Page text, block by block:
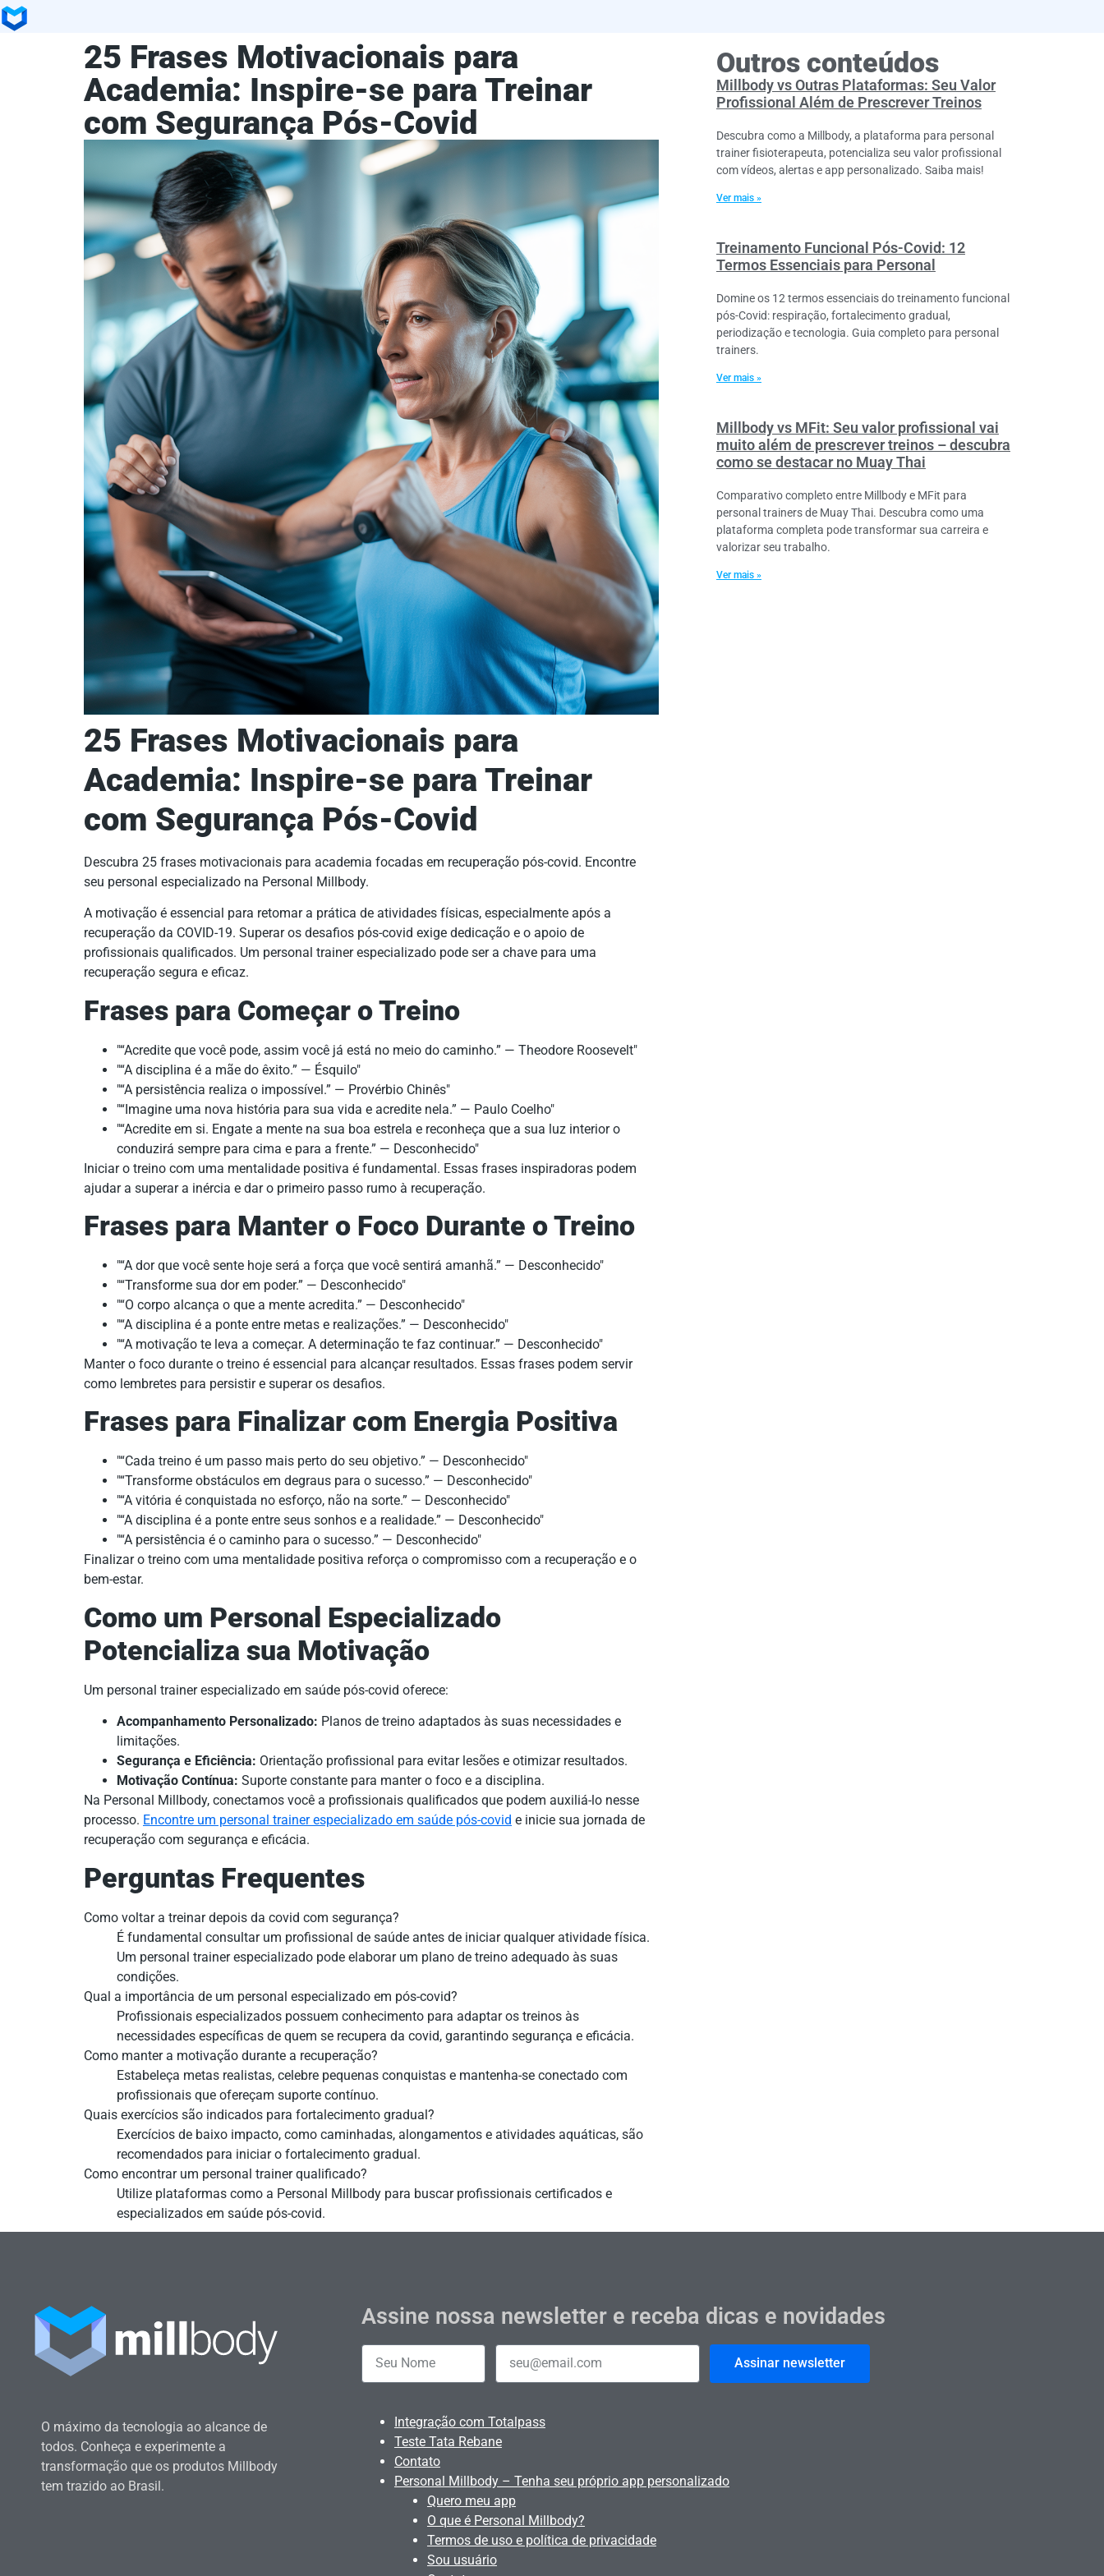
25 Frases Motivacionais para
Academia: Inspire-se para Treinar
com Segurança Pós-Covid
25 Frases Motivacionais para
Academia: Inspire-se para Treinar
com Segurança Pós-Covid
Descubra 25 frases motivacionais para academia focadas em recuperação pós-covid. Encontre
seu personal especializado na Personal Millbody.
A motivação é essencial para retomar a prática de atividades físicas, especialmente após a
recuperação da COVID-19. Superar os desafios pós-covid exige dedicação e o apoio de
profissionais qualificados. Um personal trainer especializado pode ser a chave para uma
recuperação segura e eficaz.
Frases para Começar o Treino
“Acredite que você pode, assim você já está no meio do caminho.” — Theodore Roosevelt
“A disciplina é a mãe do êxito.” — Ésquilo
“A persistência realiza o impossível.” — Provérbio Chinês
“Imagine uma nova história para sua vida e acredite nela.” — Paulo Coelho
“Acredite em si. Engate a mente na sua boa estrela e reconheça que a sua luz interior o
conduzirá sempre para cima e para a frente.” — Desconhecido
Iniciar o treino com uma mentalidade positiva é fundamental. Essas frases inspiradoras podem
ajudar a superar a inércia e dar o primeiro passo rumo à recuperação.
Frases para Manter o Foco Durante o Treino
“A dor que você sente hoje será a força que você sentirá amanhã.” — Desconhecido
“Transforme sua dor em poder.” — Desconhecido
“O corpo alcança o que a mente acredita.” — Desconhecido
“A disciplina é a ponte entre metas e realizações.” — Desconhecido
“A motivação te leva a começar. A determinação te faz continuar.” — Desconhecido
Manter o foco durante o treino é essencial para alcançar resultados. Essas frases podem servir
como lembretes para persistir e superar os desafios.
Frases para Finalizar com Energia Positiva
“Cada treino é um passo mais perto do seu objetivo.” — Desconhecido
“Transforme obstáculos em degraus para o sucesso.” — Desconhecido
“A vitória é conquistada no esforço, não na sorte.” — Desconhecido
“A disciplina é a ponte entre seus sonhos e a realidade.” — Desconhecido
“A persistência é o caminho para o sucesso.” — Desconhecido
Finalizar o treino com uma mentalidade positiva reforça o compromisso com a recuperação e o
bem-estar.
Como um Personal Especializado
Potencializa sua Motivação
Um personal trainer especializado em saúde pós-covid oferece:
Acompanhamento Personalizado: Planos de treino adaptados às suas necessidades e
limitações.
Segurança e Eficiência: Orientação profissional para evitar lesões e otimizar resultados.
Motivação Contínua: Suporte constante para manter o foco e a disciplina.
Na Personal Millbody, conectamos você a profissionais qualificados que podem auxiliá-lo nesse
processo. Encontre um personal trainer especializado em saúde pós-covid e inicie sua jornada de
recuperação com segurança e eficácia.
Perguntas Frequentes
Como voltar a treinar depois da covid com segurança?
É fundamental consultar um profissional de saúde antes de iniciar qualquer atividade física.
Um personal trainer especializado pode elaborar um plano de treino adequado às suas
condições.
Qual a importância de um personal especializado em pós-covid?
Profissionais especializados possuem conhecimento para adaptar os treinos às
necessidades específicas de quem se recupera da covid, garantindo segurança e eficácia.
Como manter a motivação durante a recuperação?
Estabeleça metas realistas, celebre pequenas conquistas e mantenha-se conectado com
profissionais que ofereçam suporte contínuo.
Quais exercícios são indicados para fortalecimento gradual?
Exercícios de baixo impacto, como caminhadas, alongamentos e atividades aquáticas, são
recomendados para iniciar o fortalecimento gradual.
Como encontrar um personal trainer qualificado?
Utilize plataformas como a Personal Millbody para buscar profissionais certificados e
especializados em saúde pós-covid.
Outros conteúdos
Millbody vs Outras Plataformas: Seu Valor
Profissional Além de Prescrever Treinos
Descubra como a Millbody, a plataforma para personal
trainer fisioterapeuta, potencializa seu valor profissional
com vídeos, alertas e app personalizado. Saiba mais!
Ver mais »
Treinamento Funcional Pós-Covid: 12
Termos Essenciais para Personal
Domine os 12 termos essenciais do treinamento funcional
pós-Covid: respiração, fortalecimento gradual,
periodização e tecnologia. Guia completo para personal
trainers.
Ver mais »
Millbody vs MFit: Seu valor profissional vai
muito além de prescrever treinos – descubra
como se destacar no Muay Thai
Comparativo completo entre Millbody e MFit para
personal trainers de Muay Thai. Descubra como uma
plataforma completa pode transformar sua carreira e
valorizar seu trabalho.
Ver mais »
O máximo da tecnologia ao alcance de
todos. Conheça e experimente a
transformação que os produtos Millbody
tem trazido ao Brasil.
Assine nossa newsletter e receba dicas e novidades
Assinar newsletter
Integração com Totalpass
Teste Tata Rebane
Contato
Personal Millbody – Tenha seu próprio app personalizado
Quero meu app
O que é Personal Millbody?
Termos de uso e política de privacidade
Sou usuário